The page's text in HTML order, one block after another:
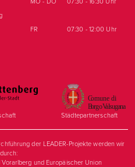
FR 07:30 - 12:00 Uhr
Städtepartnerschaft
der LEADER-Projekte werden wir
Vorarlberg und Europäischer Union